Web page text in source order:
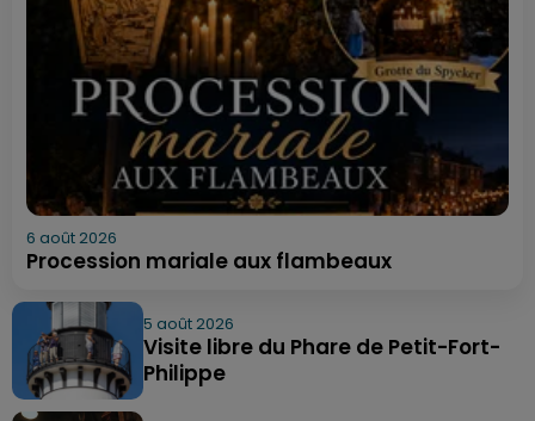
6 août 2026
Procession mariale aux flambeaux
5 août 2026
Visite libre du Phare de Petit-Fort-
Philippe